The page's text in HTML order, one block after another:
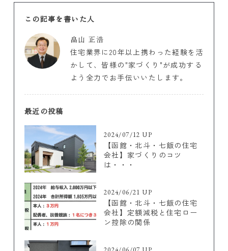
この記事を書いた人
畠山 正浩
住宅業界に20年以上携わった経験を活
かして、皆様の"家づくり"が成功する
よう全力でお手伝いいたします。
最近の投稿
2024/07/12 UP
【函館・北斗・七飯の住宅
会社】家づくりのコツ
は・・・
2024/06/21 UP
【函館・北斗・七飯の住宅
会社】定額減税と住宅ロー
ン控除の関係